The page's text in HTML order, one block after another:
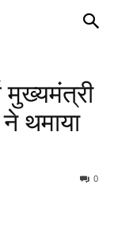
मुख्यमंत्री
थमाया
0